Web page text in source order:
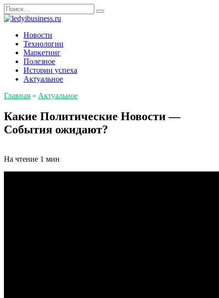
Перейти
к
содержанию
Search
for:
Новости
Технологии
Маркетинг
Полезное
Истории успеха
Актуальное
Главная » Актуальное
Какие Политические Новости —
События ожидают?
На чтение 1 мин